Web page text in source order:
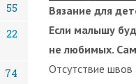
Вязание для
Если малышу
не любимых.
Отсутствие швов
55
22
74